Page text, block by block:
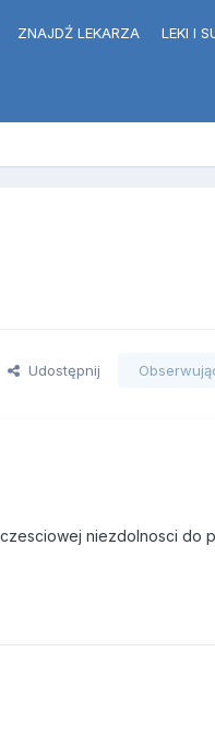
ZNAJDŹ LEKARZA LEKI I
Udostępnij
niezdolnosci do